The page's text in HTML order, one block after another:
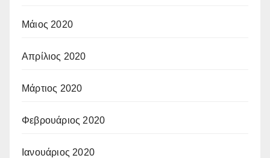
Μάιος 2020
Απρίλιος 2020
Μάρτιος 2020
Φεβρουάριος 2020
Ιανουάριος 2020